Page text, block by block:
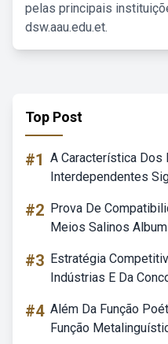
pelas principais
dsw.aau.edu.et.
Top Post
#1 A Característica Dos
Interdependentes
#2 Prova De
Meios Salinos
#3 Estratégia
Indústrias E Da
#4 Além Da Função
Função